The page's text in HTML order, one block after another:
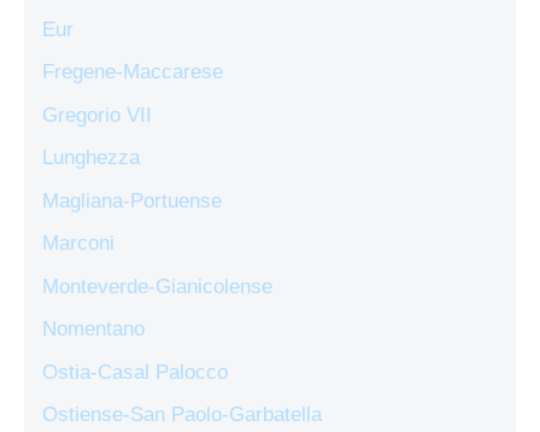
Eur
Fregene-Maccarese
Gregorio VII
Lunghezza
Magliana-Portuense
Marconi
Monteverde-Gianicolense
Nomentano
Ostia-Casal Palocco
Ostiense-San Paolo-Garbatella